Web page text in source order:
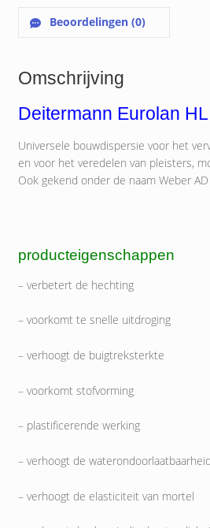
Beoordelingen (0)
Omschrijving
Deitermann Eurolan HL
Universele bouwdispersie voor het
en voor het veredelen van pleisters,
Ook gekend onder de naam Weber
producteigenschappen
– verbetert de hechting
– voorkomt te snelle uitdroging
– verhoogt de buigtreksterkte
– voorkomt stofvorming
– plastificerende werking
– verhoogt de
– verhoogt de elasticiteit van mortel